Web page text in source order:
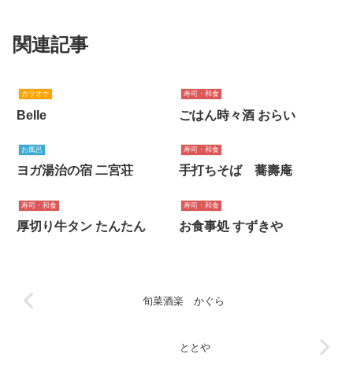
関連記事
カラオケ
Belle
寿司・和食
ごはん時々酒 おらい
お風呂
ヨガ湯治の宿 二宮荘
寿司・和食
手打ちそば 蕎壽庵
寿司・和食
厚切り牛タン たんたん
寿司・和食
お食事処 すずきや
旬菜酒楽 かぐら
ととや